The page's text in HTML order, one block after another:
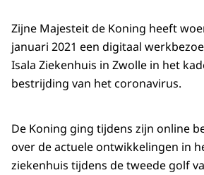
Zijne Majesteit de Koning heeft
januari 2021 een digitaal
Isala Ziekenhuis in Zwolle in het
bestrijding van het coronavirus.
De Koning ging tijdens zijn online
over de actuele ontwikkelingen in
ziekenhuis tijdens de tweede golf